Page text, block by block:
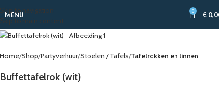
Skip to navigation
Skip to main content
MENU 0 €
Home Shop Partyverhuur Stoelen / Tafels Tafelrokken en linnen
Buffettafelrok (wit)